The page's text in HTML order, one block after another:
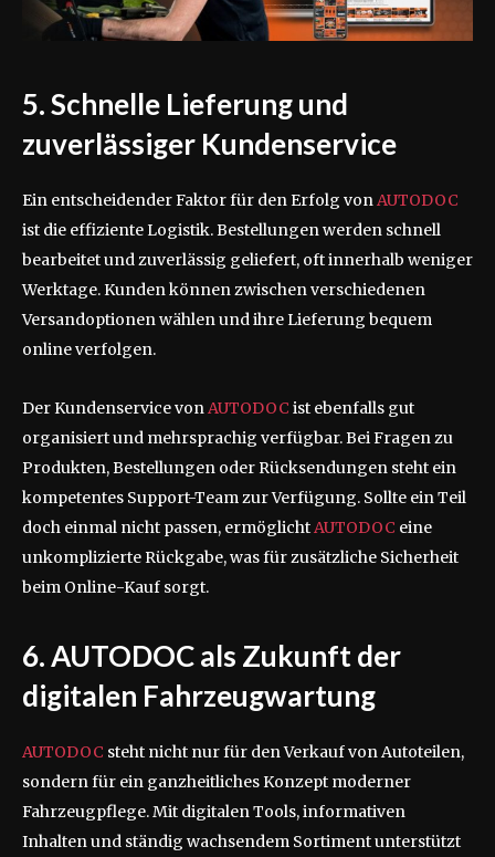
5. Schnelle Lieferung und
zuverlässiger Kundenservice
Ein entscheidender Faktor für den Erfolg vonAUTODOC
ist die effiziente Logistik. Bestellungen werden schnell
bearbeitet und zuverlässig geliefert, oft innerhalb weniger
Werktage. Kunden können zwischen verschiedenen
Versandoptionen wählen und ihre Lieferung bequem
online verfolgen.
Der Kundenservice vonAUTODOC ist ebenfalls gut
organisiert und mehrsprachig verfügbar. Bei Fragen zu
Produkten, Bestellungen oder Rücksendungen steht ein
kompetentes Support-Team zur Verfügung. Sollte ein Teil
doch einmal nicht passen, ermöglichtAUTODOC eine
unkomplizierte Rückgabe, was für zusätzliche Sicherheit
beim Online-Kauf sorgt.
6. AUTODOC als Zukunft der
digitalen Fahrzeugwartung
AUTODOC steht nicht nur für den Verkauf von Autoteilen,
sondern für ein ganzheitliches Konzept moderner
Fahrzeugpflege. Mit digitalen Tools, informativen
Inhalten und ständig wachsendem Sortiment unterstützt